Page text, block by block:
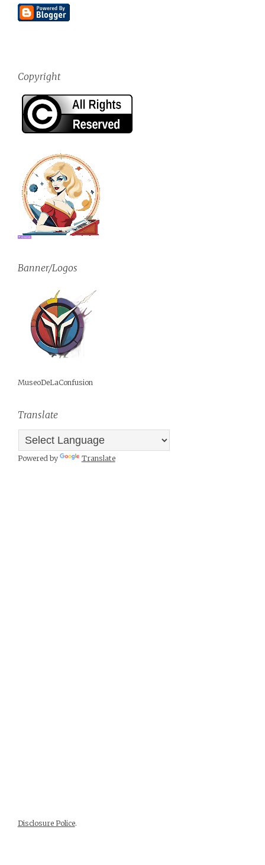
Copyright
Banner/Logos
MuseoDeLaConfusion
Translate
Powered by Translate
Disclosure Police.